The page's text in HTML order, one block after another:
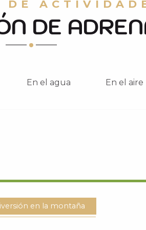
DE
DE
En el agua En el aire
en la montaña